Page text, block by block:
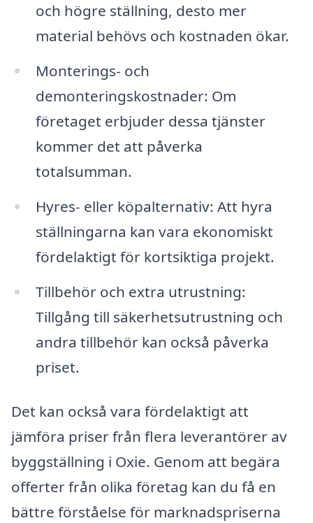
och högre ställning, desto mer
material behövs och kostnaden ökar.
Monterings- och
demonteringskostnader: Om
företaget erbjuder dessa tjänster
kommer det att påverka
totalsumman.
Hyres- eller köpalternativ: Att hyra
ställningarna kan vara ekonomiskt
fördelaktigt för kortsiktiga projekt.
Tillbehör och extra utrustning:
Tillgång till säkerhetsutrustning och
andra tillbehör kan också påverka
priset.
Det kan också vara fördelaktigt att
jämföra priser från flera leverantörer av
byggställning i Oxie. Genom att begära
offerter från olika företag kan du få en
bättre förståelse för marknadspriserna